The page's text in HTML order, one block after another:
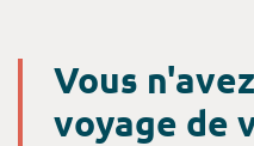
Vous
voyage de